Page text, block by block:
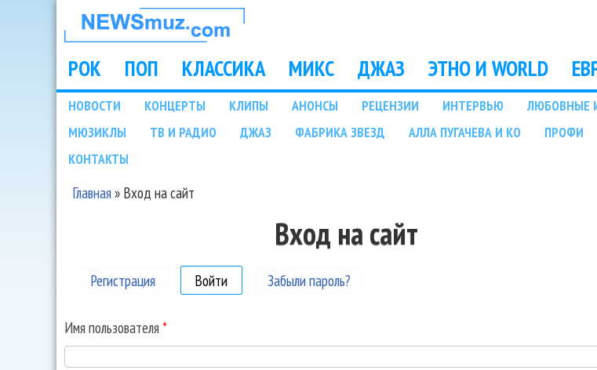
НОВОСТИ
МУЗЫКИ И
ШОУ БИЗНЕСА
NEWSMUZ.COM
Main menu
РОК ПОП КЛАССИКА МИКС ДЖАЗ ЭТНО И WORLD
Подразделы
НОВОСТИ КОНЦЕРТЫ КЛИПЫ АНОНСЫ РЕЦЕНЗИИ ИНТЕРВЬЮ ЛЮБОВНЫЕ
МЮЗИКЛЫ
ТВ И РАДИО ДЖАЗ ФАБРИКА ЗВЕЗД АЛЛА ПУГАЧЕВА И КО ПРОФИ
КОНТАКТЫ
Вы здесь
Главная» Вход на сайт
Вход на сайт
Регистрация Войти (активная вкладка)
Забыли пароль?
Имя пользователя *